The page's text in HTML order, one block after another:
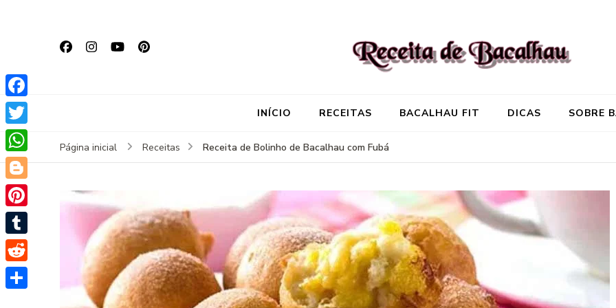
INÍCIO RECEITAS BACALHAU FIT DICAS SOBRE
Página inicial Receitas Receita de Bolinho de Bacalhau com Fubá
Facebook
Twitter
WhatsApp
Blogger
Pinterest
Tumblr
Reddit